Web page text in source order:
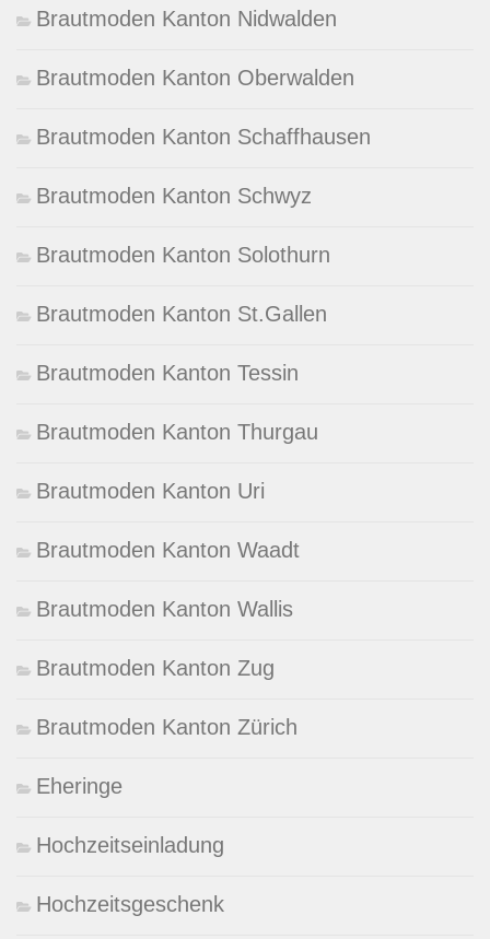
Brautmoden Kanton Nidwalden
Brautmoden Kanton Oberwalden
Brautmoden Kanton Schaffhausen
Brautmoden Kanton Schwyz
Brautmoden Kanton Solothurn
Brautmoden Kanton St.Gallen
Brautmoden Kanton Tessin
Brautmoden Kanton Thurgau
Brautmoden Kanton Uri
Brautmoden Kanton Waadt
Brautmoden Kanton Wallis
Brautmoden Kanton Zug
Brautmoden Kanton Zürich
Eheringe
Hochzeitseinladung
Hochzeitsgeschenk